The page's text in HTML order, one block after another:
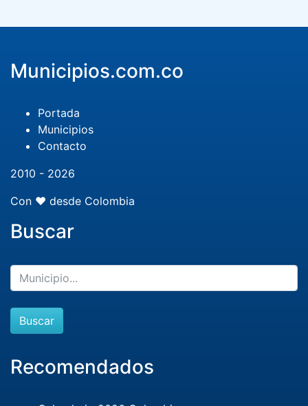
Municipios.com.co
Portada
Municipios
Contacto
2010 - 2026
Con ❤️ desde Colombia
Buscar
Buscar
Recomendados